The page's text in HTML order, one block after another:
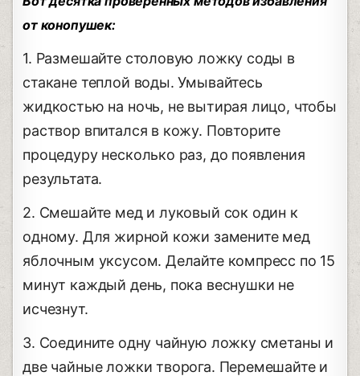
от конопушек:
1. Размешайте столовую ложку соды в
стакане теплой воды. Умывайтесь
жидкостью на ночь, не вытирая лицо, чтобы
раствор впитался в кожу. Повторите
процедуру несколько раз, до появления
результата.
2. Смешайте мед и луковый сок один к
одному. Для жирной кожи замените мед
яблочным уксусом. Делайте компресс по 15
минут каждый день, пока веснушки не
исчезнут.
3. Соедините одну чайную ложку сметаны и
две чайные ложки творога. Перемешайте и